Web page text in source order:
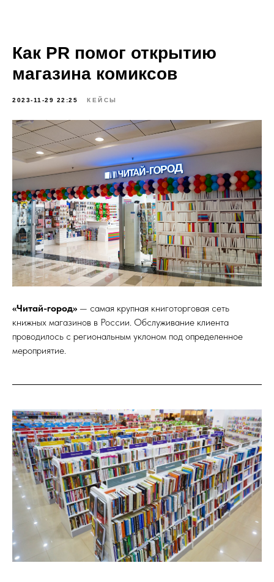
Как PR помог открытию
магазина комиксов
2023-11-29 22:25 КЕЙСЫ
«Читай-город» — самая крупная книготорговая сеть
книжных магазинов в России. Обслуживание клиента
проводилось с региональным уклоном под определенное
мероприятие.